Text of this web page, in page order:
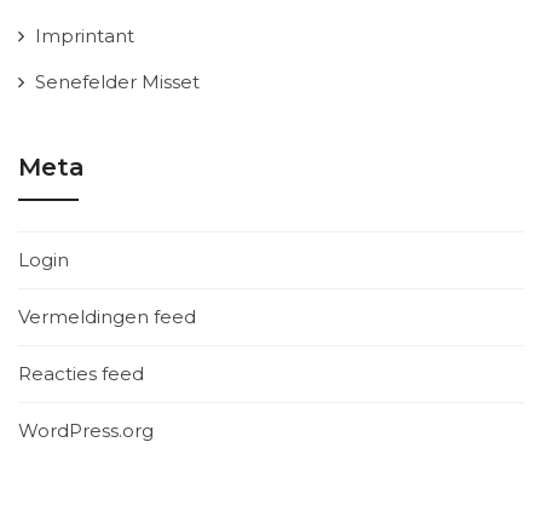
Imprintant
Senefelder Misset
Meta
Login
Vermeldingen feed
Reacties feed
WordPress.org